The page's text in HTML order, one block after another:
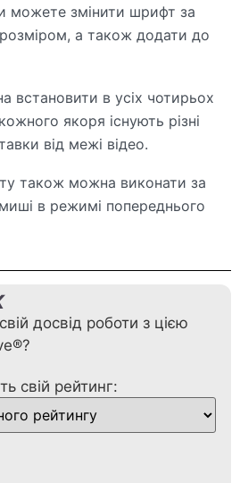
можете змінити шрифт за
а також додати до
встановити в усіх чотирьох
якоря існують різні
від межі відео.
також можна виконати за
в режимі попереднього
досвід роботи з цією
свій рейтинг: